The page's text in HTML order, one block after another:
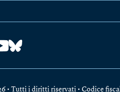
• Tutti i diritti riservati • Codice